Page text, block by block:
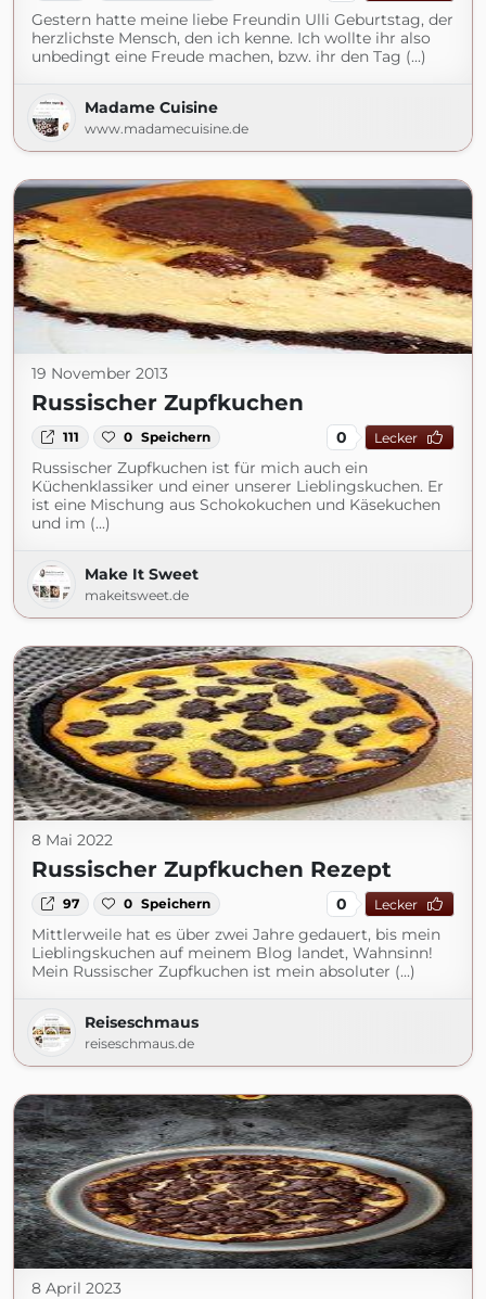
Gestern hatte meine liebe Freundin Ulli Geburtstag, der
herzlichste Mensch, den ich kenne. Ich wollte ihr also
unbedingt eine Freude machen, bzw. ihr den Tag (...)
Madame Cuisine
www.madamecuisine.de
19 November 2013
Russischer Zupfkuchen
111 0 Speichern 0 Lecker
Russischer Zupfkuchen ist für mich auch ein
Küchenklassiker und einer unserer Lieblingskuchen. Er
ist eine Mischung aus Schokokuchen und Käsekuchen
und im (...)
Make It Sweet
makeitsweet.de
8 Mai 2022
Russischer Zupfkuchen Rezept
97 0 Speichern 0 Lecker
Mittlerweile hat es über zwei Jahre gedauert, bis mein
Lieblingskuchen auf meinem Blog landet, Wahnsinn!
Mein Russischer Zupfkuchen ist mein absoluter (...)
Reiseschmaus
reiseschmaus.de
8 April 2023